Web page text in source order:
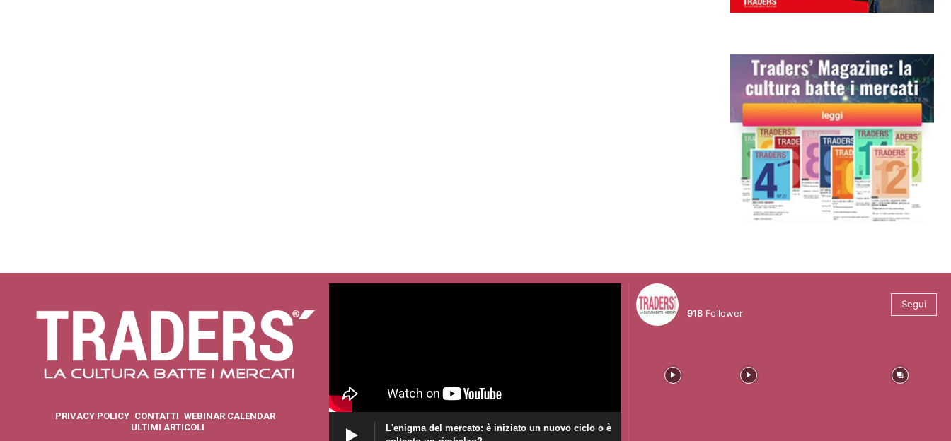
PRIVACY POLICY CONTATTI WEBINAR CALENDAR
ULTIMI ARTICOLI
L'enigma del mercato: è iniziato un nuovo ciclo o è
918 Follower
Segui